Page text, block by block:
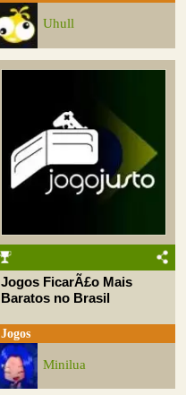
Uhull
Jogos FicarÃ£o Mais
Baratos no Brasil
Jogos
Minilua